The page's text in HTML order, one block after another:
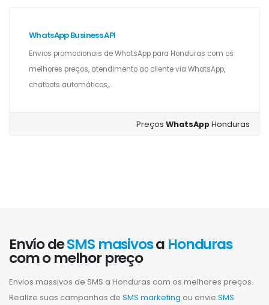
WhatsApp Business API
Envios promocionais de WhatsApp para Honduras com os
melhores preços, atendimento ao cliente via WhatsApp,
chatbots automáticos,...
PreçosWhatsAppHonduras
Envío deSMS masivosa Honduras
com o melhor preço
Envios massivos de SMS a Honduras com os melhores preços.
Realize suas campanhas de SMS marketing ou envie SMS